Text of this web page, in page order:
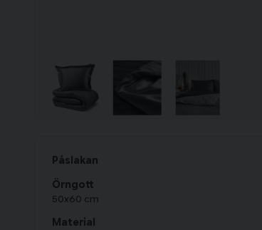
Örngott
50x60 cm
Material